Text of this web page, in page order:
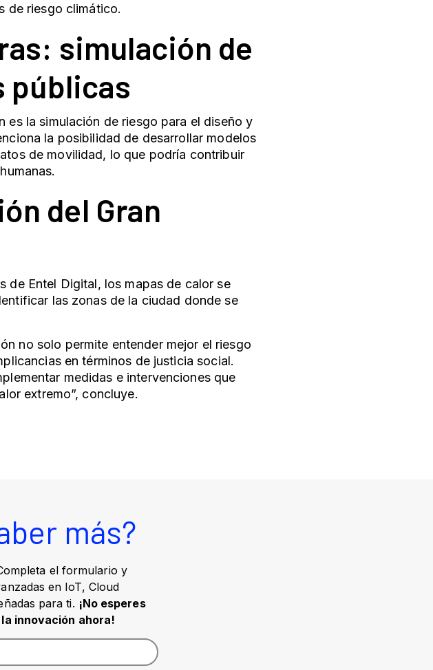
de riesgo climático.
simulación de
públicas
la simulación de riesgo para el diseño y
la posibilidad de desarrollar modelos
de movilidad, lo que podría contribuir
del Gran
de Entel Digital, los mapas de calor se
las zonas de la ciudad donde se
no solo permite entender mejor el riesgo
en términos de justicia social.
medidas e intervenciones que
extremo”, concluye.
más?
el formulario y
en IoT, Cloud
para ti. ¡No esperes
innovación ahora!